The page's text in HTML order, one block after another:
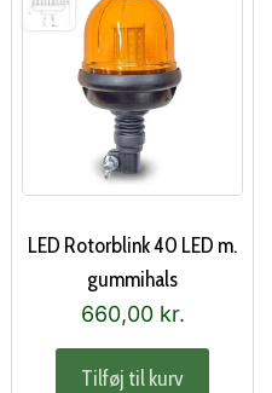
LED Rotorblink 40 LED m.
gummihals
660,00 kr.
Tilføj til kurv